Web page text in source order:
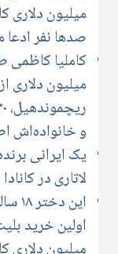
میلیون دلاری
صدها نفر
میلیون دلاری
و خانواده‌اش
لاتاری در